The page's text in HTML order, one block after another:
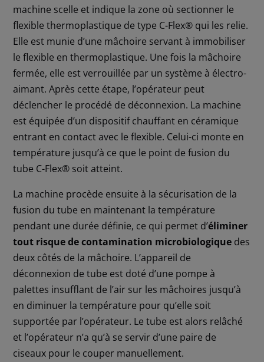
machine scelle et indique la zone où sectionner le
flexible thermoplastique de type C-Flex® qui les relie.
Elle est munie d’une mâchoire servant à immobiliser
le flexible en thermoplastique. Une fois la mâchoire
fermée, elle est verrouillée par un système à électro-
aimant. Après cette étape, l’opérateur peut
déclencher le procédé de déconnexion. La machine
est équipée d’un dispositif chauffant en céramique
entrant en contact avec le flexible. Celui-ci monte en
température jusqu’à ce que le point de fusion du
tube C-Flex® soit atteint.
La machine procède ensuite à la sécurisation de la
fusion du tube en maintenant la température
pendant une durée définie, ce qui permet d’éliminer
tout risque de contamination microbiologique des
deux côtés de la mâchoire. L’appareil de
déconnexion de tube est doté d’une pompe à
palettes insufflant de l’air sur les mâchoires jusqu’à
en diminuer la température pour qu’elle soit
supportée par l’opérateur. Le tube est alors relâché
et l’opérateur n’a qu’à se servir d’une paire de
ciseaux pour le couper manuellement.